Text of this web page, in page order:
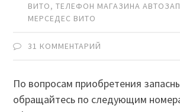
ВИТО,ТЕЛЕФОН МАГАЗИНА
МЕРСЕДЕС ВИТО
31 КОММЕНТАРИЙ
По вопросам приобретения
обращайтесь по следующим